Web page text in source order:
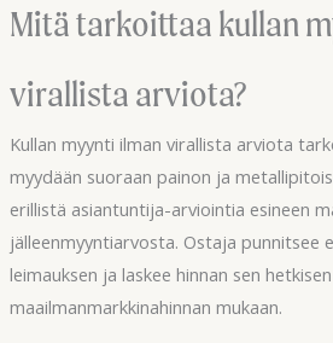
Mitä tarkoittaa kullan
virallista arviota?
Kullan myynti ilman virallista arviota
myydään suoraan painon ja
erillistä asiantuntija-arviointia esineen
jälleenmyyntiarvosta. Ostaja punnitsee
leimauksen ja laskee hinnan sen hetkisen
maailmanmarkkinahinnan mukaan.